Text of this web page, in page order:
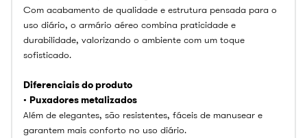
Com acabamento de qualidade e estrutura pensada para o
uso diário, o armário aéreo combina praticidade e
durabilidade, valorizando o ambiente com um toque
sofisticado.
Diferenciais do produto
• Puxadores metalizados
Além de elegantes, são resistentes, fáceis de manusear e
garantem mais conforto no uso diário.